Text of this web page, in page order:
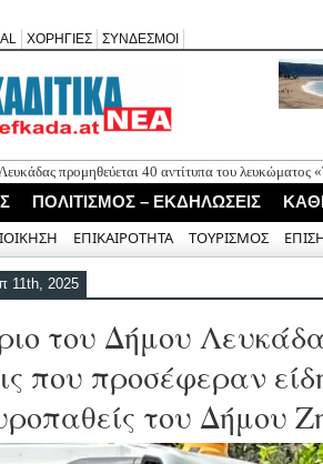
ΧΟΡΗΓΙΕΣ ΣΥΝΔΕΣΜΟΙ
προμηθεύεται 40 αντίτυπα του
ομιλίες στον Ιερό Ναό Μεταμορφώσεως του
ώρες λειτουργίας του Περιφερειακού Ιατρείου
τη ζωή ο συνταξιούχος δημοσιογράφος
ΠΟΛΙΤΙΣΜΟΣ – ΕΚΔΗΛΩΣΕΙΣ
ΕΠΙΚΑΙΡΟΤΗΤΑ ΤΟΥΡΙΣΜΟΣ
11th, 2025
του Δήμου
που προσέφεραν
του Δήμου